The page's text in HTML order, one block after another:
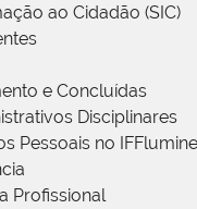
ao Cidadão (SIC)
e Concluídas
Disciplinares
Pessoais no
Profissional